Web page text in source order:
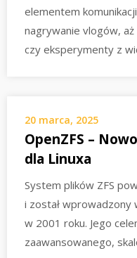
elementem
nagrywanie vlogów,
czy eksperymenty z
20 marca, 2025
OpenZFS –
dla Linuxa
System plików ZFS
i został wprowadzony
w 2001 roku. Jego
zaawansowanego,